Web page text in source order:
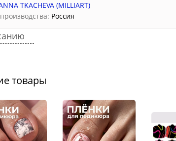
TKACHEVA (MILLIART)
Россия
товары